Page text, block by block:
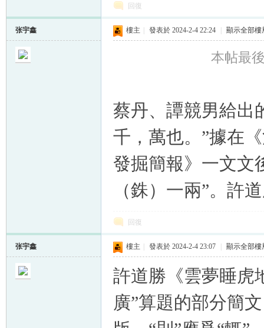
回復
张宇鑫 樓主 發表於 2024-2-4 22:24 顯示全部樓
本帖最
蔡丹、譚競男給出
千，萬也。”據在
發掘簡報》一文文
（銖）一兩”。許
回復
张宇鑫 樓主 發表於 2024-2-4 23:07 顯示全部樓
許道勝《雲夢睡虎
廣”算題的部分簡